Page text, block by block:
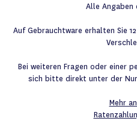
Alle Angaben
Auf Gebrauchtware erhalten Sie
Bei weiteren Fragen oder einer
sich bitte direkt unter der
Mehr